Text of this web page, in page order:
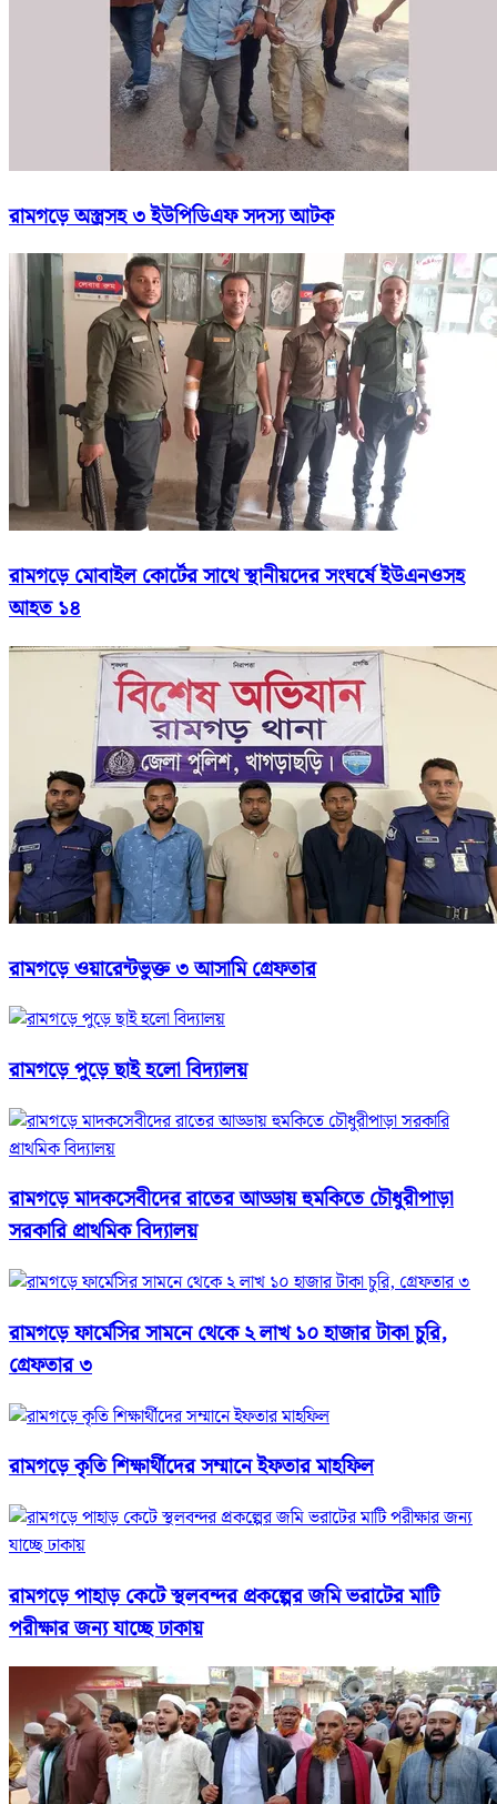
রামগড়ে অস্ত্রসহ ৩ ইউপিডিএফ সদস্য আটক
রামগড়ে মোবাইল কোর্টের সাথে স্থানীয়দের সংঘর্ষে ইউএনওসহ
আহত ১৪
রামগড়ে ওয়ারেন্টভুক্ত ৩ আসামি গ্রেফতার
রামগড়ে পুড়ে ছাই হলো বিদ্যালয়
রামগড়ে মাদকসেবীদের রাতের আড্ডায় হুমকিতে চৌধুরীপাড়া
সরকারি প্রাথমিক বিদ্যালয়
রামগড়ে ফার্মেসির সামনে থেকে ২ লাখ ১০ হাজার টাকা চুরি,
গ্রেফতার ৩
রামগড়ে কৃতি শিক্ষার্থীদের সম্মানে ইফতার মাহফিল
রামগড়ে পাহাড় কেটে স্থলবন্দর প্রকল্পের জমি ভরাটের মাটি
পরীক্ষার জন্য যাচ্ছে ঢাকায়